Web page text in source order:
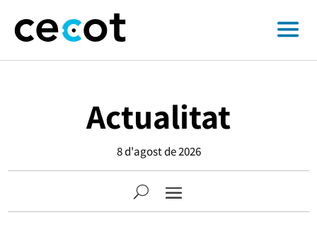
Actualitat
8 d'agost de 2026